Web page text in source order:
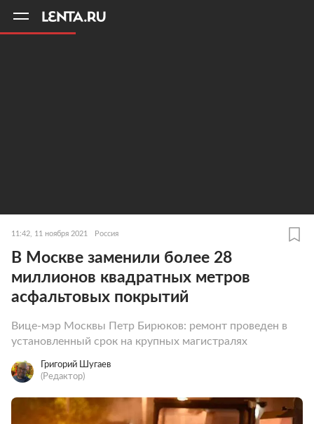
11:42, 11 ноября 2021 Россия
В Москве заменили более 28
миллионов квадратных метров
асфальтовых покрытий
Вице-мэр Москвы Петр Бирюков: ремонт проведен в
установленный срок на крупных магистралях
Григорий Шугаев
(Редактор)